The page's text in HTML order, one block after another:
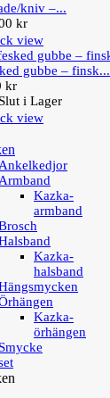
kniv –...
kr
view
gubbe – finsk...
kr
Slut i Lager
view
Ankelkedjor
Armband
Kazka-
armband
Kazka-
halsband
Kazka-
örhängen
Smycke